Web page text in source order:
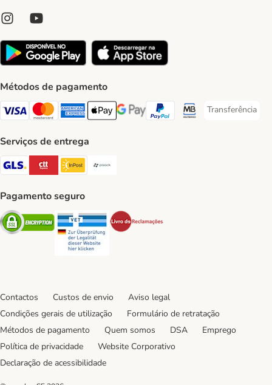
Métodos de pagamento
Visa Payment Method
Mastercard Payment Method
American Express Payment Method
Apple Pay Payment Method
Google Pay Payment Method
PayPal Payment Method
Multibanco Payment
Transferência
Transferência
Serviços de entrega
GLS Shipping Method
CTTExpress Shipping Method
InPost Shipping Method
Pagamento seguro
Security Security
Contactos Custos de envio
Aviso legal
Condições gerais de utilização
Formulário de retratação
Métodos de pagamento
Quem somos DSA
Emprego
Política de privacidade
Website Corporativo
Declaração de acessibilidade